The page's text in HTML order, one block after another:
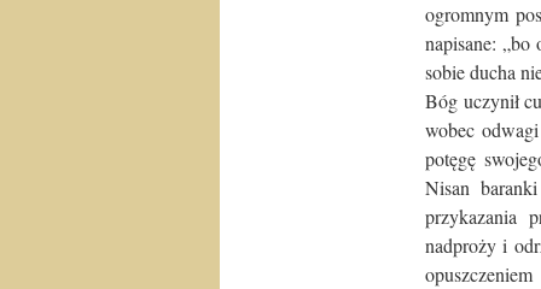
ogromnym
napisane: „bo
sobie ducha
Bóg uczynił
wobec
potęgę
Nisan
przykazania
nadproży i